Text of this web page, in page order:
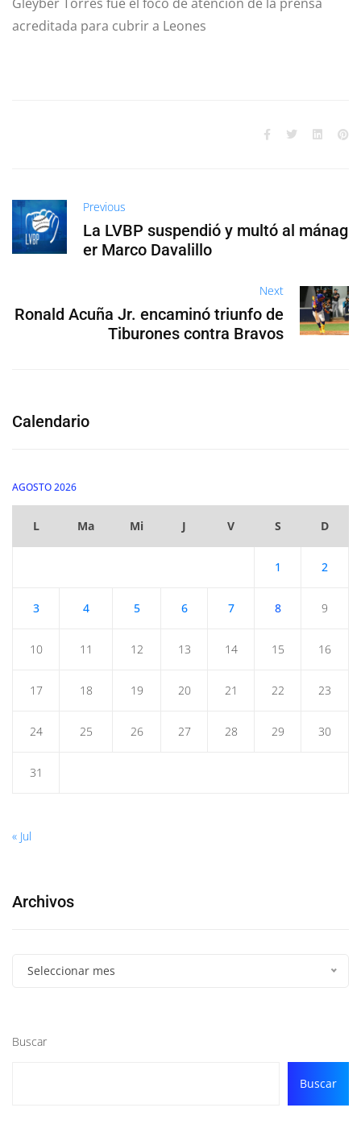
acreditada para cubrir a Leones
Previous
La LVBP suspendió y multó al mánag
er Marco Davalillo
Next
Ronald Acuña Jr. encaminó triunfo de
Tiburones contra Bravos
Calendario
AGOSTO 2026
L Ma Mi J V S D
1 2
3 4 5 6 7 8 9
10 11 12 13 14 15 16
17 18 19 20 21 22 23
24 25 26 27 28 29 30
31
« Jul
Archivos
Seleccionar mes
Buscar
Buscar